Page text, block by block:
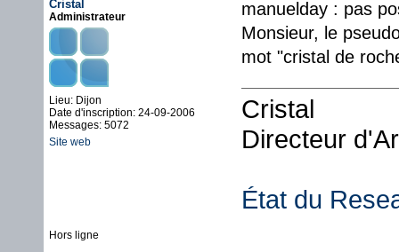
Cristal
Administrateur
Lieu: Dijon
Date d'inscription: 24-09-2006
Messages: 5072
Site web
manuelday : pas
Monsieur, le
mot "cristal de
Cristal
Directeur
État du
Hors ligne